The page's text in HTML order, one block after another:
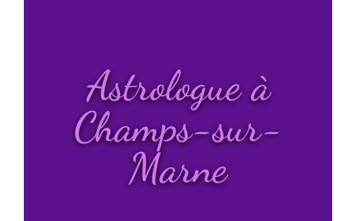
Astrologue à
Champs-sur-
Marne